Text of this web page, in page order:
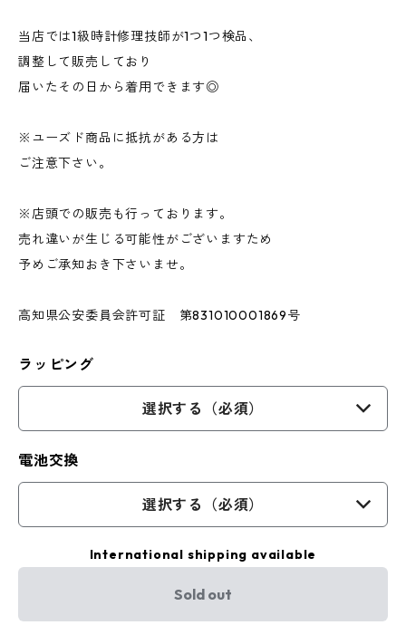
当店では1級時計修理技師が1つ1つ検品、
調整して販売しており
届いたその日から着用できます◎
※ユーズド商品に抵抗がある方は
ご注意下さい。
※店頭での販売も行っております。
売れ違いが生じる可能性がございますため
予めご承知おき下さいませ。
高知県公安委員会許可証 第831010001869号
ラッピング
選択する（必須）
電池交換
選択する（必須）
International shipping available
Sold out